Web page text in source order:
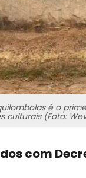
é o
culturais (Foto:
com